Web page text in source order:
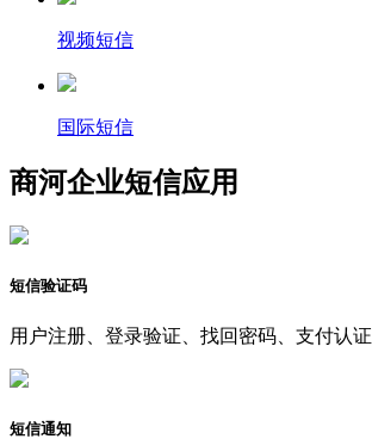
视频短信
国际短信
商河企业短信应用
短信验证码
用户注册、登录验证、找回密码、支付认证
短信通知